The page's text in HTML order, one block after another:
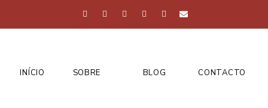
INÍCIO SOBRE BLOG CONTACTO